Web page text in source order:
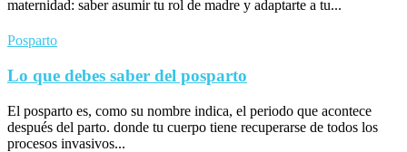
maternidad: saber asumir tu rol de madre y adaptarte a tu...
Posparto
Lo que debes saber del posparto
El posparto es, como su nombre indica, el periodo que acontece
después del parto. donde tu cuerpo tiene recuperarse de todos los
procesos invasivos...